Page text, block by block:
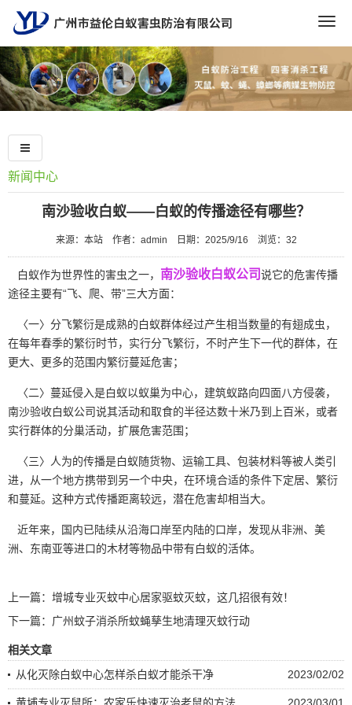
新闻中心
南沙验收白蚁——白蚁的传播途径有哪些？
来源：本站 作者：admin 日期：2025/9/16 浏览： 32
白蚁作为世界性的害虫之一， 南沙验收白蚁公司说它的危害传播
途径主要有“飞、爬、带”三大方面：
〈一〉分飞繁衍是成熟的白蚁群体经过产生相当数量的有翅成虫，
在每年春季的繁衍时节，实行分飞繁衍，不时产生下一代的群体，在
更大、更多的范围内繁衍蔓延危害；
〈二〉蔓延侵入是白蚁以蚁巢为中心，建筑蚁路向四面八方侵袭，
南沙验收白蚁公司说其活动和取食的半径达数十米乃到上百米，或者
实行群体的分巢活动，扩展危害范围；
〈三〉人为的传播是白蚁随货物、运输工具、 包装材料等被人类引
进，从一个地方携带到另一个中央，在环境合适的条件下定居、繁衍
和蔓延。这种方式传播距离较远，潜在危害却相当大。
近年来，国内已陆续从沿海口岸至内陆的口岸，发现从非洲、美
洲、东南亚等进口的木材等物品中带有白蚁的活体。
上一篇： 增城专业灭蚊中心居家驱蚊灭蚊，这几招很有效！
下一篇： 广州蚊子消杀所蚊蝇孳生地清理灭蚊行动
相关文章
2023/02/02
从化灭除白蚁中心怎样杀白蚁才能杀干净
2023/03/01
黄埔专业灭鼠所：农家乐快速灭治老鼠的方法